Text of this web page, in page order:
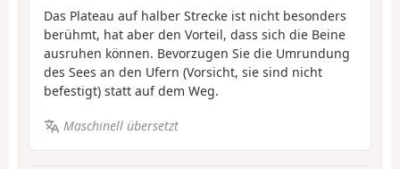
Das Plateau auf halber Strecke ist nicht besonders
berühmt, hat aber den Vorteil, dass sich die Beine
ausruhen können. Bevorzugen Sie die Umrundung
des Sees an den Ufern (Vorsicht, sie sind nicht
befestigt) statt auf dem Weg.
Maschinell übersetzt